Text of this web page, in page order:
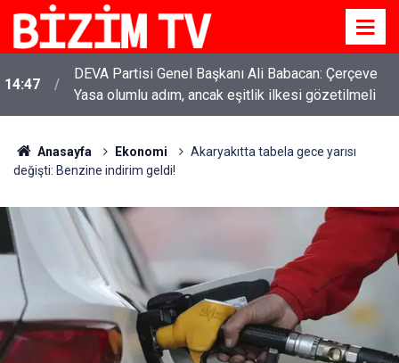
14:47
DEVA Partisi Genel Başkanı Ali Babacan: Çerçeve
Yasa olumlu adım, ancak eşitlik ilkesi gözetilmeli
Anasayfa Ekonomi
Akaryakıtta tabela gece yarısı
değişti: Benzine indirim geldi!